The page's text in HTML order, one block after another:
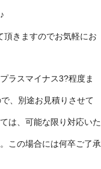
頂きますのでお気軽にお
ラスマイナス3?程度ま
、別途お見積りさせて
は、可能な限り対応いた
この場合には何卒ご了承